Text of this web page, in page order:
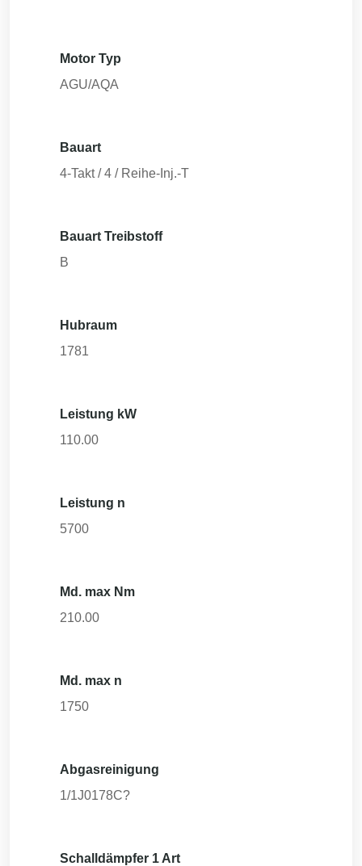
Motor Typ
AGU/AQA
Bauart
4-Takt / 4 / Reihe-Inj.-T
Bauart Treibstoff
B
Hubraum
1781
Leistung kW
110.00
Leistung n
5700
Md. max Nm
210.00
Md. max n
1750
Abgasreinigung
1/1J0178C?
Schalldämpfer 1 Art